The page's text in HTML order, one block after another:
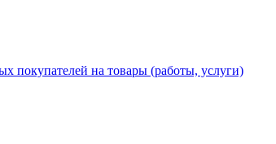
покупателей на товары (работы, услуги)